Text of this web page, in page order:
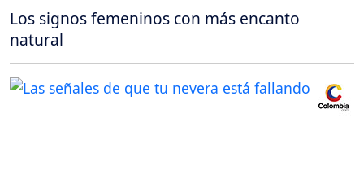
Los signos femeninos con más encanto
natural